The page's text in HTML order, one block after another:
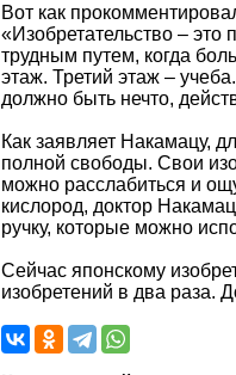
Вот как
«Изобретательство –
трудным путем, когда
этаж. Третий этаж –
должно быть нечто,
Как заявляет Накамацу,
полной свободы. Свои
можно расслабиться и
кислород, доктор
ручку, которые можно
Сейчас японскому
изобретений в два раза.